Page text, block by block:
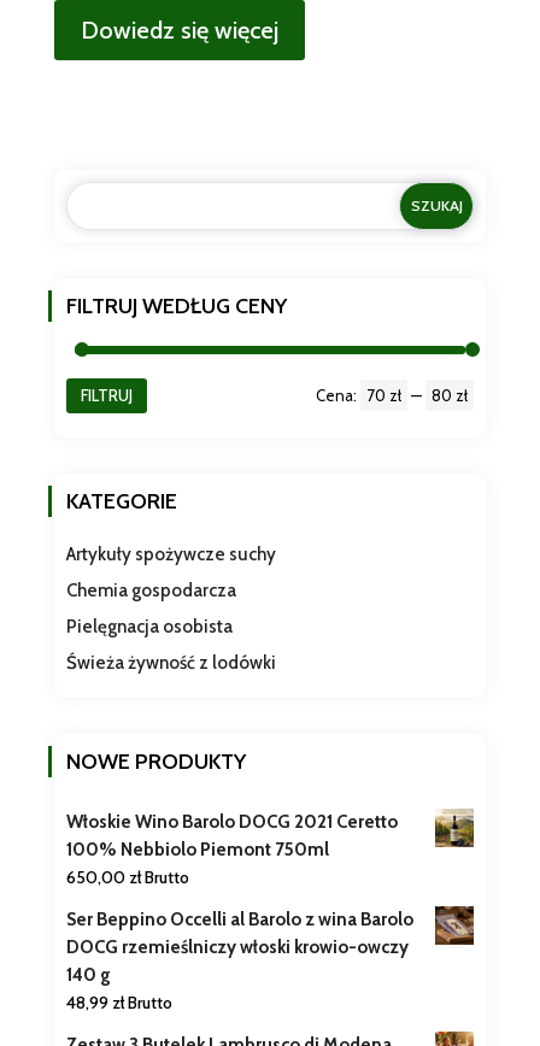
Dowiedz się więcej
FILTRUJ WEDŁUG CENY
FILTRUJ Cena: 70 zł — 80 zł
KATEGORIE
Artykuły spożywcze suchy
Chemia gospodarcza
Pielęgnacja osobista
Świeża żywność z lodówki
NOWE PRODUKTY
Włoskie Wino Barolo DOCG 2021 Ceretto
100% Nebbiolo Piemont 750ml
650,00 złBrutto
Ser Beppino Occelli al Barolo z wina Barolo
DOCG rzemieślniczy włoski krowio-owczy
140 g
48,99 złBrutto